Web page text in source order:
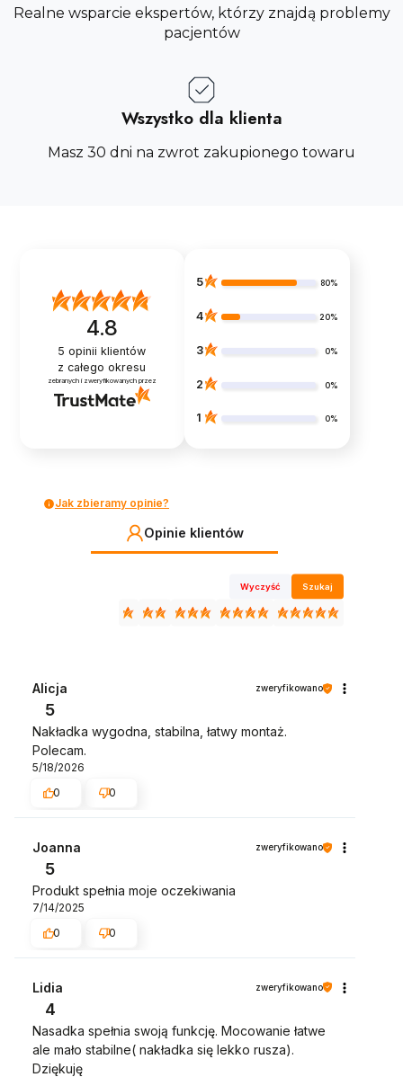
Realne wsparcie ekspertów, którzy znajdą problemy
pacjentów
Wszystko dla klienta
Masz 30 dni na zwrot zakupionego towaru
4.8
5 opinii klientów
z całego okresu
zebranych i zweryfikowanych przez
5 80%
4 20%
3 0%
2 0%
1 0%
Jak zbieramy opinie?
Opinie klientów
Wyczyść Szukaj
Alicja zweryfikowano
5
Nakładka wygodna, stabilna, łatwy montaż.
Polecam.
5/18/2026
0
0
Joanna zweryfikowano
5
Produkt spełnia moje oczekiwania
7/14/2025
0
0
Lidia zweryfikowano
4
Nasadka spełnia swoją funkcję. Mocowanie łatwe
ale mało stabilne( nakładka się lekko rusza).
Dziękuję